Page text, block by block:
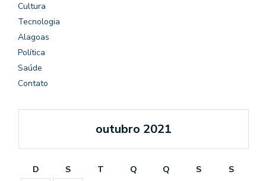
Cultura
Tecnologia
Alagoas
Política
Saúde
Contato
outubro 2021
D S T Q Q S
S